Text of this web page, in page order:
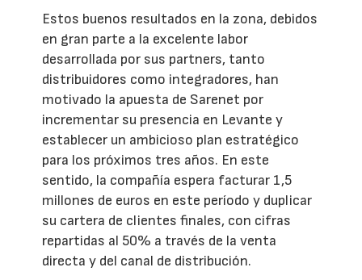
Estos buenos resultados en la zona, debidos
en gran parte a la excelente labor
desarrollada por sus partners, tanto
distribuidores como integradores, han
motivado la apuesta de Sarenet por
incrementar su presencia en Levante y
establecer un ambicioso plan estratégico
para los próximos tres años. En este
sentido, la compañía espera facturar 1,5
millones de euros en este período y duplicar
su cartera de clientes finales, con cifras
repartidas al 50% a través de la venta
directa y del canal de distribución.